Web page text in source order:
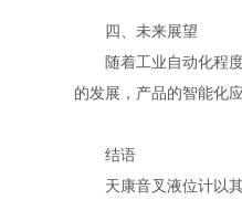
四、未来展望
随着工业自动化程度
的发展，产品的智能化
结语
天康音叉液位计以其